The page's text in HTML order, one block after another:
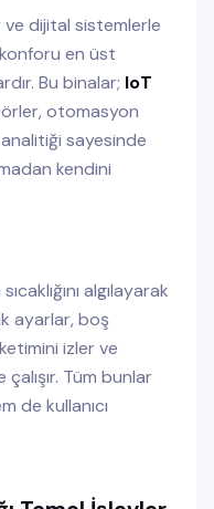
ve dijital sistemlerle
konforu en üst
Bu binalar; IoT
otomasyon
analitiği sayesinde
kendini
algılayarak
ayarlar, boş
izler ve
Tüm bunlar
de kullanıcı